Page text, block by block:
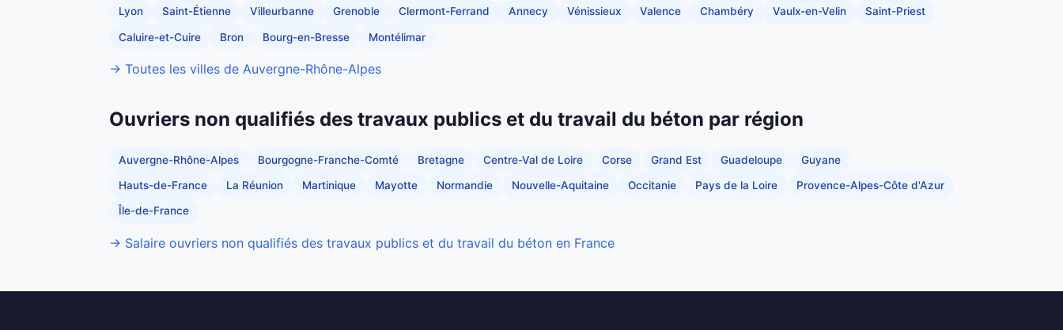
Lyon Saint-Étienne Villeurbanne Grenoble Clermont-Ferrand Annecy Vénissieux Valence Chambéry Vaulx-en-Velin Saint-Priest
Caluire-et-Cuire Bron Bourg-en-Bresse Montélimar
→ Toutes les villes de Auvergne-Rhône-Alpes
Ouvriers non qualifiés des travaux publics et du travail du béton par région
Auvergne-Rhône-Alpes Bourgogne-Franche-Comté Bretagne Centre-Val de Loire Corse Grand Est Guadeloupe Guyane
Hauts-de-France La Réunion Martinique Mayotte Normandie Nouvelle-Aquitaine Occitanie Pays de la Loire Provence-Alpes-Côte d'Azur
Île-de-France
→ Salaire ouvriers non qualifiés des travaux publics et du travail du béton en France